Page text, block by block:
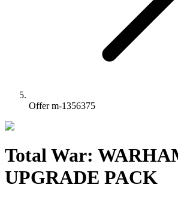
Offer m-1356375
Total War:
UPGRADE PACK